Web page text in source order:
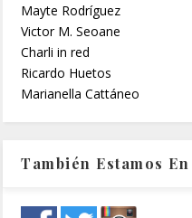
Mayte Rodríguez
Victor M. Seoane
Charli in red
Ricardo Huetos
Marianella Cattáneo
También Estamos En